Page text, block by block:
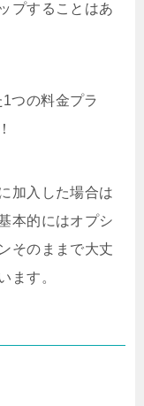
プすることはあ
つの料金プラ
加入した場合は
本的にはオプシ
そのままで大丈
ます。